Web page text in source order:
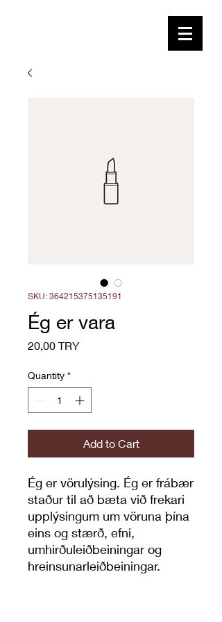
SKU: 364215375135191
Ég er vara
20,00 TRYPrice
Quantity *
Add to Cart
Ég er vörulýsing. Ég er frábær
staður til að bæta við frekari
upplýsingum um vöruna þína
eins og stærð, efni,
umhirðuleiðbeiningar og
hreinsunarleiðbeiningar.